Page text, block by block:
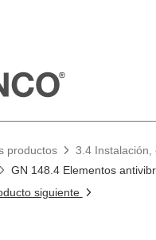
productos
3.4 Instalación,
GN 148.4 Elementos
siguiente